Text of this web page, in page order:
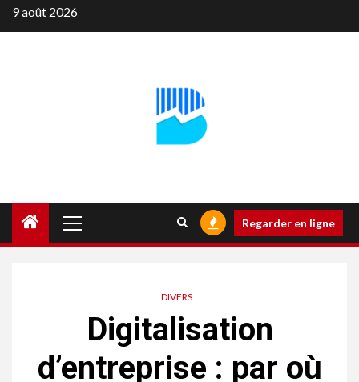
Aller
au
9 août 2026
principal
Regarder en ligne
DIVERS
Digitalisation
d’entreprise : par où